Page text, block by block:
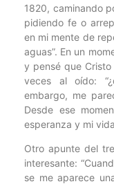
1820, caminando
pidiendo fe o
en mi mente de
aguas”. En un
y pensé que
veces al oído:
embargo, me
Desde ese
esperanza y mi
Otro apunte del
interesante:
se me aparece